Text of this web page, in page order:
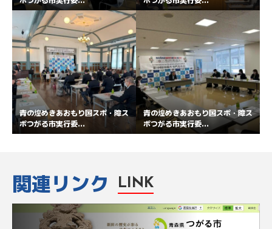
青の煌めきあおもり国スポ・障ス
ポつがる市実行委...
青の煌めきあおもり国スポ・障ス
ポつがる市実行委...
関連リンク LINK